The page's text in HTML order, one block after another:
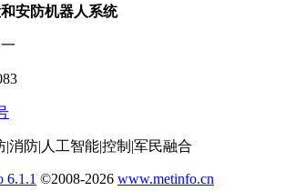
安防机器人系统
|消防|人工智能|控制|军民融合
6.1.1 ©2008-2026 www.metinfo.cn